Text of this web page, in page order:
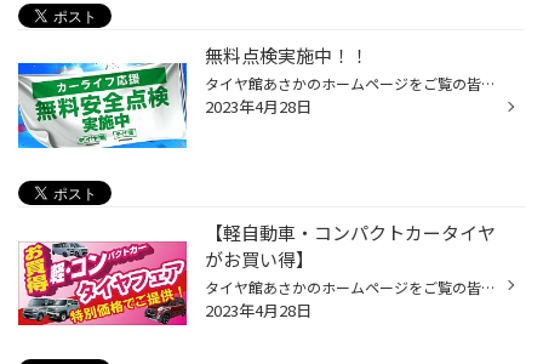
無料点検実施中！！
タイヤ館あさかのホームページをご覧の皆様 こんにちは！ いつもご覧いただきありがとうございます！！ 安全点検の項目は ・オイル点検 ・バッテリー点検 ・エアコンフィルターの点検 ・ワイパー点検 ・タイヤ点検 【点検1：空気圧】 タイヤの空気は、使わなくても自然に抜けてしまいます。 偏った...
2023年4月28日
【軽自動車・コンパクトカータイヤ
がお買い得】
タイヤ館あさかのホームページをご覧の皆様 こんにちは！ いつもご覧いただきありがとうございます！！ N-BOX・タント・スペーシアなど、軽自動車にお乗りのお客様や フィット・アクア・ノートなどコンパクトカーにお乗りのお客様！ 軽・コンパクトカーに対応した静粛性と乗り心地を両立させた ブリ...
2023年4月28日